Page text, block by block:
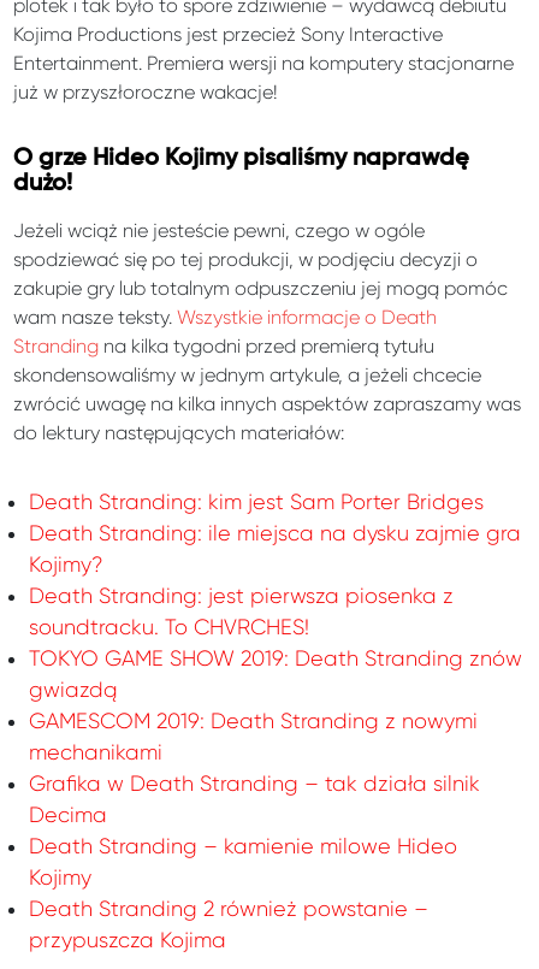
plotek i tak było to spore zdziwienie – wydawcą debiutu
Kojima Productions jest przecież Sony Interactive
Entertainment. Premiera wersji na komputery stacjonarne
już w przyszłoroczne wakacje!
O grze Hideo Kojimy pisaliśmy naprawdę
dużo!
Jeżeli wciąż nie jesteście pewni, czego w ogóle
spodziewać się po tej produkcji, w podjęciu decyzji o
zakupie gry lub totalnym odpuszczeniu jej mogą pomóc
wam nasze teksty.Wszystkie informacje o Death
Stranding na kilka tygodni przed premierą tytułu
skondensowaliśmy w jednym artykule, a jeżeli chcecie
zwrócić uwagę na kilka innych aspektów zapraszamy was
do lektury następujących materiałów:
Death Stranding: kim jest Sam Porter Bridges
Death Stranding: ile miejsca na dysku zajmie gra
Kojimy?
Death Stranding: jest pierwsza piosenka z
soundtracku. To CHVRCHES!
TOKYO GAME SHOW 2019: Death Stranding znów
gwiazdą
GAMESCOM 2019: Death Stranding z nowymi
mechanikami
Grafika w Death Stranding – tak działa silnik
Decima
Death Stranding – kamienie milowe Hideo
Kojimy
Death Stranding 2 również powstanie –
przypuszcza Kojima